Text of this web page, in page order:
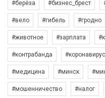
#берёза #бизнес_брест
#вело #гибель #гродно
#животное #зарплата
#контрабанда #коронавирус
#медицина #минск
#мошенничество #налог